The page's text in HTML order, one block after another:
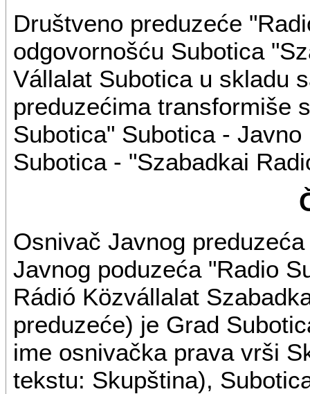
Društveno preduzeće
odgovornošću Subotica
Vállalat Subotica u skladu
preduzećima transformiše
Subotica" Subotica -
Subotica - "Szabadkai
Osnivač Javnog
Javnog poduzeća "Radio
Rádió Közvállalat
preduzeće) je Grad
ime osnivačka prava vrši
tekstu: Skupština),